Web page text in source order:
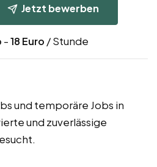
Jetzt bewerben
-18 Euro / Stunde
und temporäre Jobs in
und zuverlässige